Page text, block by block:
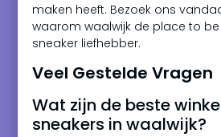
maken heeft. Bezoek ons
waarom waalwijk de place to be
sneaker liefhebber.
Veel Gestelde Vragen
Wat zijn de beste
sneakers in waalwijk?